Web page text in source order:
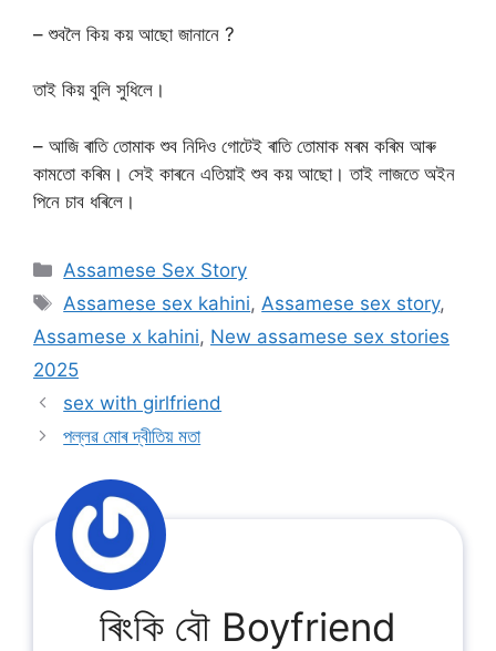
– শুবলৈ কিয় কয় আছো জানানে ?
তাই কিয় বুলি সুধিলে।
– আজি ৰাতি তোমাক শুব নিদিও গোটেই ৰাতি তোমাক মৰম কৰিম আৰু
কামতো কৰিম। সেই কাৰনে এতিয়াই শুব কয় আছো। তাই লাজতে অইন
পিনে চাব ধৰিলে।
Categories
Assamese Sex Story
Tags
Assamese sex kahini, Assamese sex story,
Assamese x kahini, New assamese sex stories
2025
sex with girlfriend
পল্লৱ মোৰ দ্বীতিয় মতা
ৰিংকি বৌ Boyfriend